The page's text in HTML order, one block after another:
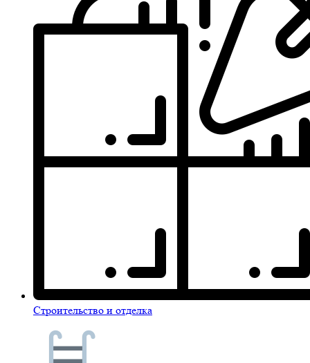
Строительство и отделка